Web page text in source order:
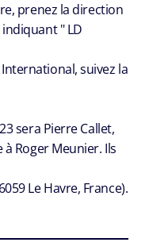
prenez la direction
" LD
suivez la
sera Pierre Callet,
Roger Meunier. Ils
Le Havre, France).